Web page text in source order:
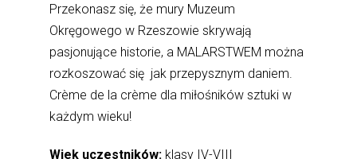
Przekonasz się, że mury Muzeum
Okręgowego w Rzeszowie skrywają
pasjonujące historie, a MALARSTWEM można
rozkoszować się jak przepysznym daniem.
Crème de la crème dla miłośników sztuki w
każdym wieku!
Wiek uczestników: klasy IV-VIII